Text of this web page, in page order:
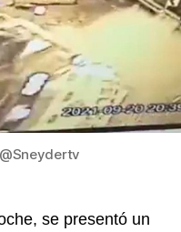
por
de
se presentó un